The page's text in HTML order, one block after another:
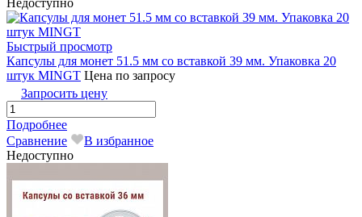
Быстрый просмотр
Капсулы для монет 51.5 мм со вставкой 39 мм. Упаковка 20
штук MINGТ Цена по запросу
Запросить цену
Подробнее
Сравнение
В избранное
Недоступно